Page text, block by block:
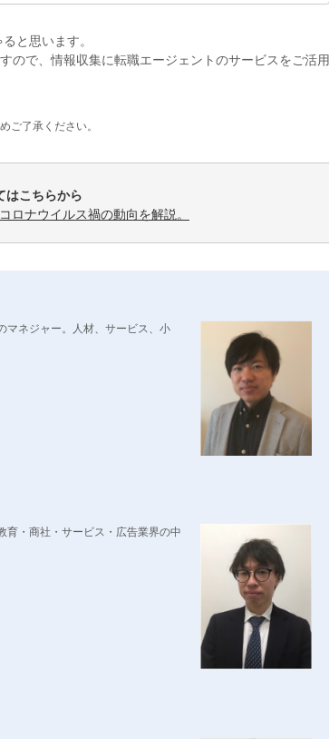
と思います。
ので、情報収集に転職エージェントのサービスをご活用
ご了承ください。
はこちらから
ロナウイルス禍の動向を解説。
マネジャー。人材、サービス、小
育・商社・サービス・広告業界の中